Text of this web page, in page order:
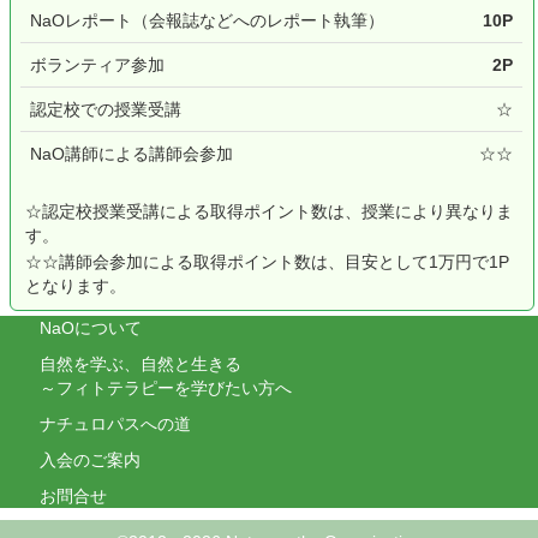
NaOレポート（会報誌などへのレポート執筆） 10P
ボランティア参加 2P
認定校での授業受講 ☆
NaO講師による講師会参加 ☆☆
☆認定校授業受講による取得ポイント数は、授業により異なりま
す。
☆☆講師会参加による取得ポイント数は、目安として1万円で1P
となります。
NaOについて
自然を学ぶ、自然と生きる
～フィトテラピーを学びたい方へ
ナチュロパスへの道
入会のご案内
お問合せ